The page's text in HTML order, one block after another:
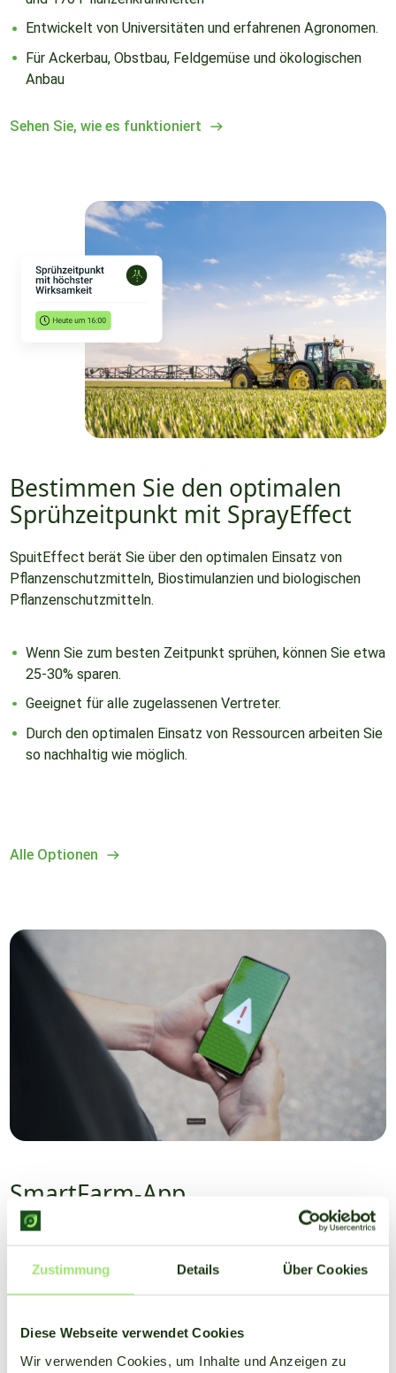
Zustimmung Details Über Cookies
Diese Webseite verwendet Cookies
Wir verwenden Cookies, um Inhalte und Anzeigen zu
Entwickelt von Universitäten und erfahrenen Agronomen.
Für Ackerbau, Obstbau, Feldgemüse und ökologischen
Anbau
Sehen Sie, wie es funktioniert
Bestimmen Sie den optimalen
Sprühzeitpunkt mit SprayEffect
SpuitEffect berät Sie über den optimalen Einsatz von
Pflanzenschutzmitteln, Biostimulanzien und biologischen
Pflanzenschutzmitteln.
Wenn Sie zum besten Zeitpunkt sprühen, können Sie etwa
25-30% sparen.
Geeignet für alle zugelassenen Vertreter.
Durch den optimalen Einsatz von Ressourcen arbeiten Sie
so nachhaltig wie möglich.
Alle Optionen
SmartFarm-App
Mit der SmartFarm-App haben Sie immer alle Wetter- und
alle Daten im Dashboard und können festlegen, bei welchen
Bedingungen Sie eine Benachrichtigung erhalten möchten.